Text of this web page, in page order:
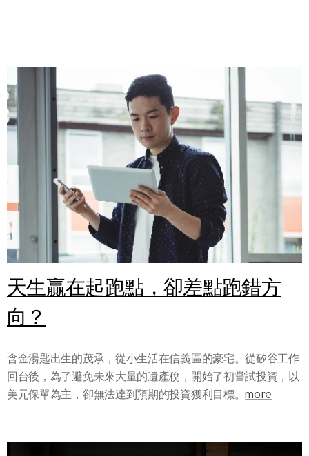
天生贏在起跑點，卻差點跑錯方
向？
含金湯匙出生的茂承，從小生活在信義區的豪宅。從矽谷工作
回台後，為了避免未來大量的遺產稅，開始了初嘗試投資，以
美元保單為主，卻無法達到預期的投資獲利目標。more